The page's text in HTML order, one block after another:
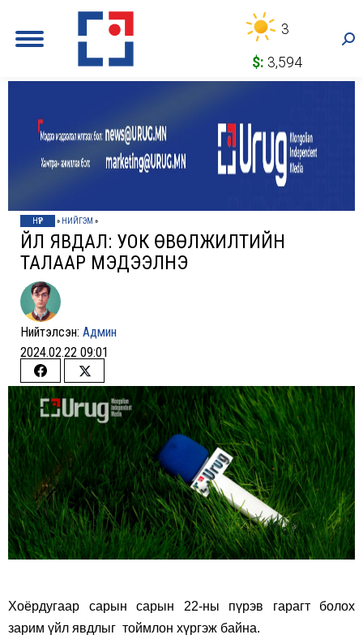
3
$: 3,594
НҮҮР » НИЙГЭМ »
ҮЙЛ ЯВДАЛ: УОК ӨВӨЛЖИЛТИЙН
ТАЛААР МЭДЭЭЛНЭ
Нийтэлсэн: Админ
2024.02.22 09:01
Share
on
Facebook
Share
on
Twitter
Хоёрдугаар сарын сарын 22-ны пүрэв гарагт болох
зарим үйл явдлыг тоймлон хүргэж байна.